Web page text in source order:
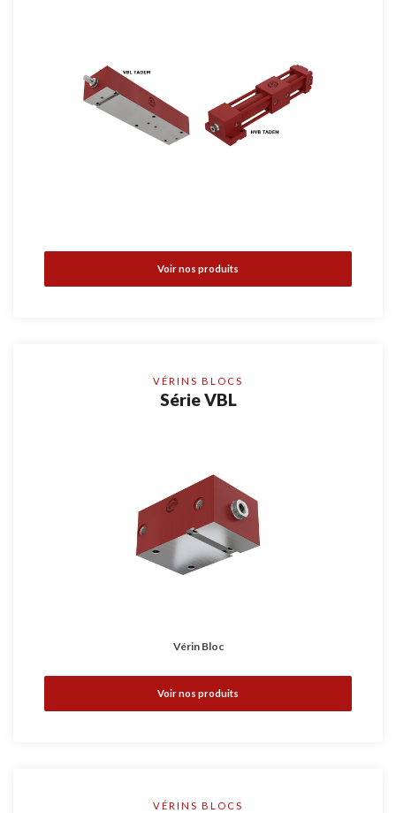
Voir nos produits
VÉRINS BLOCS
Série VBL
Vérin Bloc
Voir nos produits
VÉRINS BLOCS